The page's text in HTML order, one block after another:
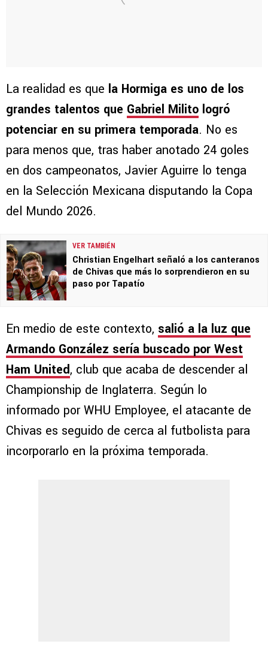
La realidad es que la Hormiga es uno de los
grandes talentos que Gabriel Milito logró
potenciar en su primera temporada. No es
para menos que, tras haber anotado 24 goles
en dos campeonatos, Javier Aguirre lo tenga
en la Selección Mexicana disputando la Copa
del Mundo 2026.
VER TAMBIÉN
Christian Engelhart señaló a los canteranos
de Chivas que más lo sorprendieron en su
paso por Tapatío
En medio de este contexto, salió a la luz que
Armando González sería buscado por West
Ham United, club que acaba de descender al
Championship de Inglaterra. Según lo
informado por WHU Employee, el atacante de
Chivas es seguido de cerca al futbolista para
incorporarlo en la próxima temporada.